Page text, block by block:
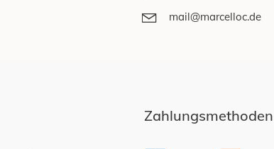
mail@marcelloc.de
Zahlungsmethoden